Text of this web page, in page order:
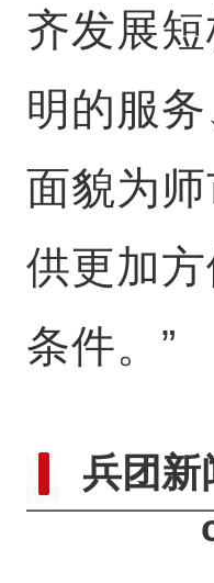
齐发展
明的服
面貌为
供更加
条件。”
兵团新